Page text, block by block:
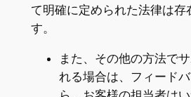
て明確に定められた法律は存
す。
また、その他の方法で
れる場合は、フィード